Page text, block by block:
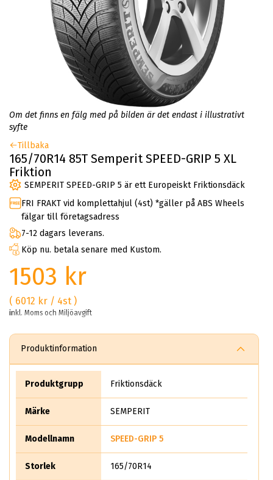
Om det finns en fälg med på bilden är det endast i illustrativt
syfte
Tillbaka
165/70R14 85T Semperit SPEED-GRIP 5 XL
Friktion
SEMPERIT SPEED-GRIP 5 är ett Europeiskt Friktionsdäck
FRI FRAKT vid komplettahjul (4st) *gäller på ABS Wheels
fälgar till företagsadress
7-12 dagars leverans.
Köp nu. betala senare med Kustom.
1503 kr
( 6012 kr / 4st )
inkl. Moms och Miljöavgift
Produktinformation
Produktgrupp Friktionsdäck
Märke SEMPERIT
Modellnamn SPEED-GRIP 5
Storlek 165/70R14